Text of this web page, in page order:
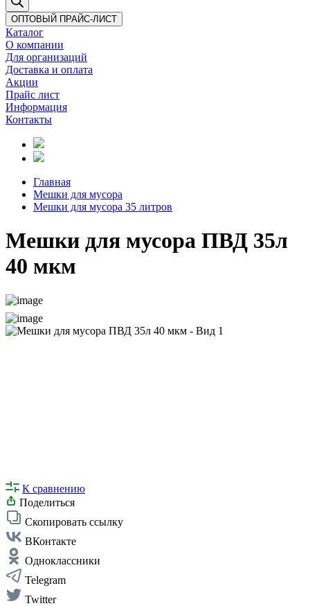
ОПТОВЫЙ ПРАЙС-ЛИСТ
Каталог
О компании
Для организаций
Доставка и оплата
Акции
Прайс лист
Информация
Контакты
Главная
Мешки для мусора
Мешки для мусора 35 литров
Мешки для мусора ПВД 35л
40 мкм
К сравнению
Поделиться
Скопировать ссылку
ВКонтакте
Одноклассники
Telegram
Twitter